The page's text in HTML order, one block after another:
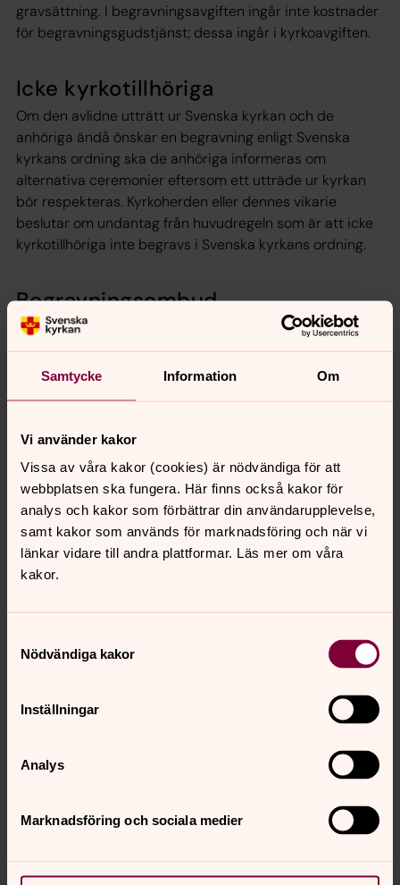
Samtycke Information Om
Vi använder kakor
Vissa av våra kakor (cookies) är nödvändiga för att
webbplatsen ska fungera. Här finns också kakor för
analys och kakor som förbättrar din användarupplevelse,
samt kakor som används för marknadsföring och när vi
länkar vidare till andra plattformar. Läs mer om våra
kakor.
Nödvändiga kakor
Inställningar
Analys
Marknadsföring och sociala medier
gravsättning. I begravningsavgiften ingår inte kostnader
för begravningsgudstjänst; dessa ingår i kyrkoavgiften.
Icke kyrkotillhöriga
Om den avlidne utträtt ur Svenska kyrkan och de
anhöriga ändå önskar en begravning enligt Svenska
kyrkans ordning ska de anhöriga informeras om
alternativa ceremonier eftersom ett utträde ur kyrkan
bör respekteras. Kyrkoherden eller dennes vikarie
beslutar om undantag från huvudregeln som är att icke
kyrkotillhöriga inte begravs i Svenska kyrkans ordning.
Begravningsombud
Länsstyrelsen utser b
egravningsombud som granskar
begravningsverksamheten. De undersöker bland annat
hur begravningar fungerar för dem som inte tillhör
Svenska kyrkan och att
sätt. Begravningsombud för S:t Staffans församling
ärBengt Nilsson,telefon 070-35 32 362, e-post
bengtga.nilsson@telia.com.